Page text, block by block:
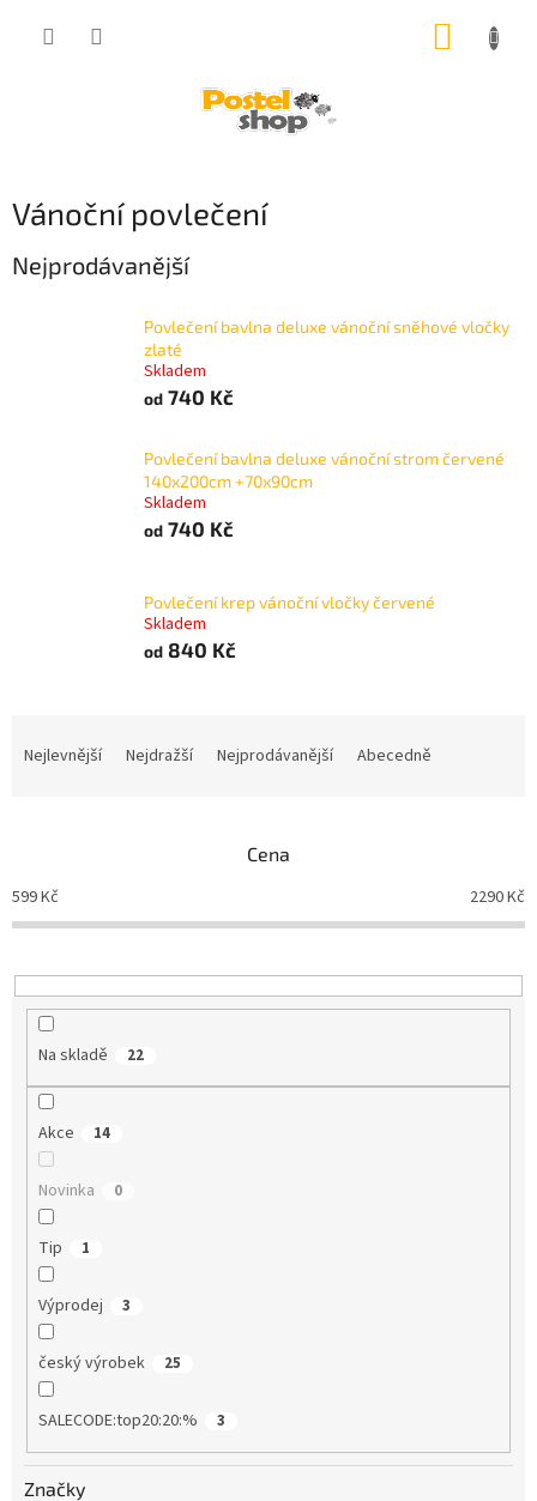
Vánoční povlečení
Nejprodávanější
Povlečení bavlna deluxe vánoční sněhové vločky
zlaté
Skladem
od 740 Kč
Povlečení bavlna deluxe vánoční strom červené
140x200cm +70x90cm
Skladem
od 740 Kč
Povlečení krep vánoční vločky červené
Skladem
od 840 Kč
p
r
o
u
Nejlevnější Nejdražší Nejprodávanější Abecedně
Cena
599Kč 2290Kč
Na skladě 22
Akce 14
Novinka 0
Tip 1
Výprodej 3
český výrobek 25
SALECODE:top20:20:% 3
Značky